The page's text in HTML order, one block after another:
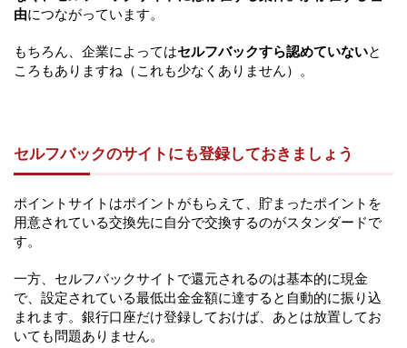
由につながっています。
もちろん、企業によってはセルフバックすら認めていないと
ころもありますね（これも少なくありません）。
セルフバックのサイトにも登録しておきましょう
ポイントサイトはポイントがもらえて、貯まったポイントを
用意されている交換先に自分で交換するのがスタンダードで
す。
一方、セルフバックサイトで還元されるのは基本的に現金
で、設定されている最低出金金額に達すると自動的に振り込
まれます。銀行口座だけ登録しておけば、あとは放置してお
いても問題ありません。